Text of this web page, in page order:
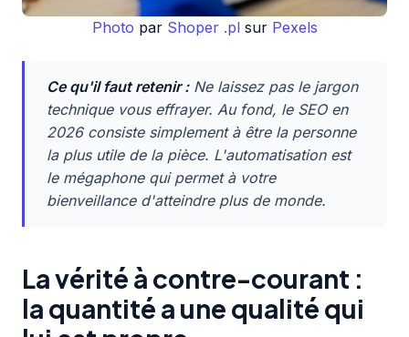
Photo par Shoper .pl sur Pexels
Ce qu'il faut retenir :Ne laissez pas le jargon
technique vous effrayer. Au fond, le SEO en
2026 consiste simplement à être la personne
la plus utile de la pièce. L'automatisation est
le mégaphone qui permet à votre
bienveillance d'atteindre plus de monde.
La vérité à contre-courant :
la quantité a une qualité qui